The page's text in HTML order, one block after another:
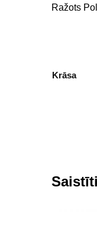
Ražots
Krāsa